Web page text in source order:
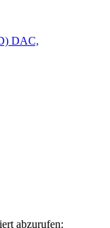
DAC,
abzurufen: